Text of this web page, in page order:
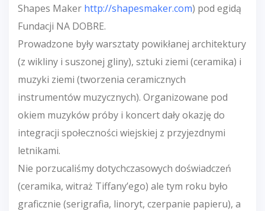
Shapes Maker http://shapesmaker.com) pod egidą
Fundacji NA DOBRE.
Prowadzone były warsztaty powikłanej architektury
(z wikliny i suszonej gliny), sztuki ziemi (ceramika) i
muzyki ziemi (tworzenia ceramicznych
instrumentów muzycznych). Organizowane pod
okiem muzyków próby i koncert dały okazję do
integracji społeczności wiejskiej z przyjezdnymi
letnikami.
Nie porzucaliśmy dotychczasowych doświadczeń
(ceramika, witraż Tiffany’ego) ale tym roku było
graficznie (serigrafia, linoryt, czerpanie papieru), a